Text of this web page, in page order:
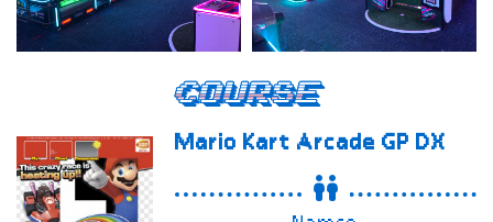
Course
Mario Kart Arcade GP DX